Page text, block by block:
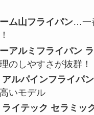
ム山フライパン…一
アルミフライパン
のしやすさが抜群！
ルパインフライパ
いモデル
イテック セラミッ